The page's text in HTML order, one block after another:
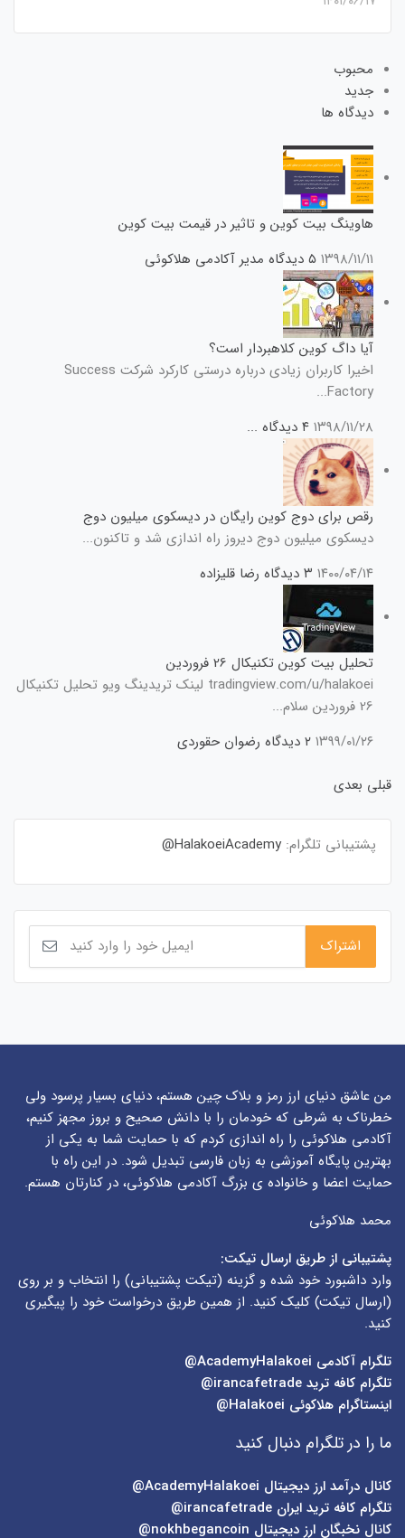
محبوب
جدید
دیدگاه ها
هاوینگ بیت کوین و تاثیر در قیمت بیت کوین
۱۳۹۸/۱۱/۱۱ ۵ دیدگاه مدیر آکادمی هلاکوئی
آیا داگ کوین کلاهبردار است؟
اخیرا کاربران زیادی درباره درستی کارکرد شرکت Success
Factory...
۱۳۹۸/۱۱/۲۸ ۴ دیدگاه ...
رقص برای دوج کوین رایگان در دیسکوی میلیون دوج
دیسکوی میلیون دوج دیروز راه اندازی شد و تاکنون...
۱۴۰۰/۰۴/۱۴ ۳ دیدگاه رضا قلیزاده
تحلیل بیت کوین تکنیکال 26 فروردین
tradingview.com/u/halakoei لینک تریدینگ ویو تحلیل تکنیکال
26 فروردین سلام...
۱۳۹۹/۰۱/۲۶ ۲ دیدگاه
رضوان حقوردی
قبلی بعدی
پشتیبانی تلگرام: HalakoeiAcademy@
من عاشق دنیای ارز رمز و بلاک چین هستم، دنیای بسیار پرسود ولی
خطرناک به شرطی که خودمان را با دانش صحیح و بروز مجهز کنیم،
آکادمی هلاکوئی را راه اندازی کردم که با حمایت شما به یکی از
بهترین پایگاه آموزشی به زبان فارسی تبدیل شود. در این راه با
حمایت اعضا و خانواده ی بزرگ آکادمی هلاکوئی، در کنارتان هستم.
محمد هلاکوئی
پشتیبانی از طریق ارسال تیکت:
وارد داشبورد خود شده و گزینه (تیکت پشتیبانی) را انتخاب و بر روی
(ارسال تیکت) کلیک کنید. از همین طریق درخواست خود را پیگیری
کنید.
تلگرام آکادمی
تلگرام کافه ترید irancafetrade@
اینستاگرام هلاکوئی Halakoei@
ما را در تلگرام دنبال کنید
کانال درآمد ارز دیجیتال AcademyHalakoei@
تلگرام کافه ترید ایران irancafetrade@
کانال نخبگان ارز دیجیتال nokhbegancoin@